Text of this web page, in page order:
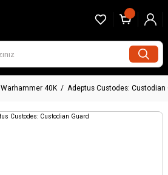
Warhammer 40K Adeptus Custodes: Custodian